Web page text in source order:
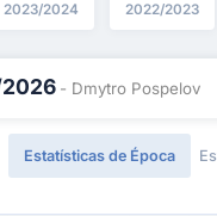
2023/2024 2022/2023
2026 - Dmytro Pospelov
Estatísticas de Época